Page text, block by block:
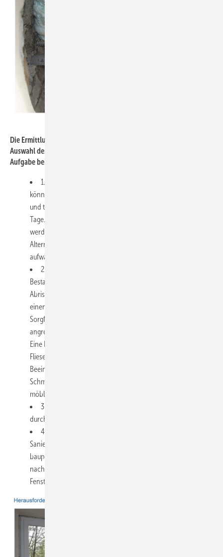
Die Ermittlung des Befestigungsgrundes (Außenwand) und die
Auswahl des geeigneten Befestigungssystems ist eine wichtige
Aufgabe bei der Planung des Fenstertauschs
1. Genaue Details zum Untergrund und zur Fugenbreite
können in der Angebotsphase meistens nicht erkannt werden
und treten teilweise erst bei der Demontage der Altfenster zu
Tage. Es sollte ein Standardfall kalkuliert und angeboten
werden, anfallende notwendige Zusatzmaßnahmen dann als
Alternativposition (z.B. Wiederherstellung von Putz, Leibung,
aufwändige Befestigung etc.) darstellen.
2. Die Demontage der Bestandsfenster ist immer
Bestandteil der Fenstersanierungsmaßnahme. Trotz des
Abrisscharakters der Tätigkeit handelt es sich keinesfalls um
einen Abriss! Der Ausbau der Fenster muss mit größtmöglicher
Sorgfalt ausgeführt werden, um Beschädigungen an den
angrenzenden Bauteilen und Oberflächen auszuschließen.
Eine Reparatur von Beschädigungen ist bei Holztäfelung,
Fliesen, Tapeten, Putzflächen oft nicht ohne optische
Beeinträchtigung möglich. Gleichzeitig sind Staub und
Schmutzanfall möglichst zu vermeiden, da die Maßnahme im
möblierten und bewohnten Umfeld stattfindet.
3. Die Eigentümer sind vorab zu informieren, wenn sich
durch neue Fenster eine Verkleinerung der Glasflächen ergibt.
4. Mit dem Fenstertausch kann auch die energetische
Sanierung angrenzender Bauteile sinnvoll bzw.
bauphysikalisch notwendig werden, beispielsweise die
nachträgliche Dämmung von Rollladenkästen oder die
Fensterleibungen. Dies ist mit dem Kunden abzustimmen.